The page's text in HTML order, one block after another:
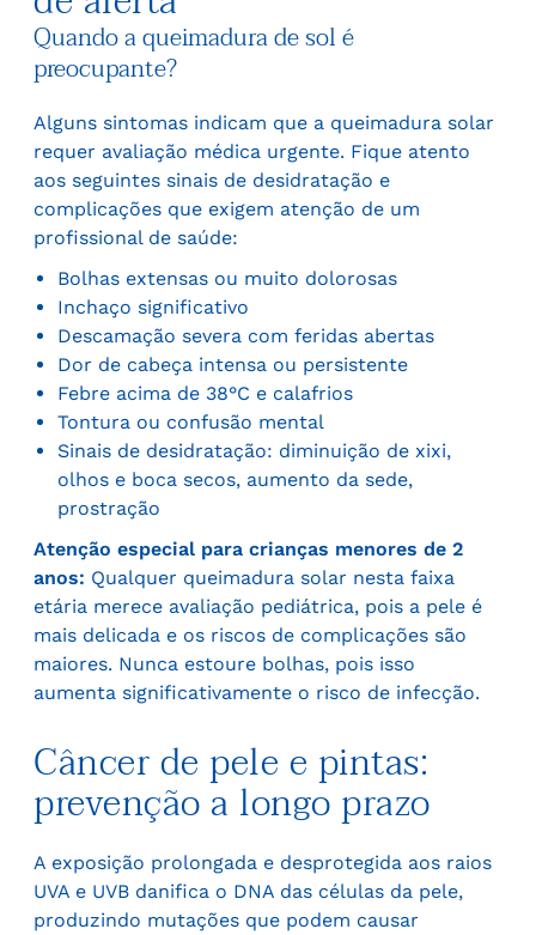
Quando a queimadura de sol é
preocupante?
Alguns sintomas indicam que a queimadura solar
requer avaliação médica urgente. Fique atento
aos seguintes sinais de desidratação e
complicações que exigem atenção de um
profissional de saúde:
Bolhas extensas ou muito dolorosas
Inchaço significativo
Descamação severa com feridas abertas
Dor de cabeça intensa ou persistente
Febre acima de 38°C e calafrios
Tontura ou confusão mental
Sinais de desidratação: diminuição de xixi,
olhos e boca secos, aumento da sede,
prostração
Atenção especial para crianças menores de 2
anos: Qualquer queimadura solar nesta faixa
etária merece avaliação pediátrica, pois a pele é
mais delicada e os riscos de complicações são
maiores. Nunca estoure bolhas, pois isso
aumenta significativamente o risco de infecção.
Câncer de pele e pintas:
prevenção a longo prazo
A exposição prolongada e desprotegida aos raios
UVA e UVB danifica o DNA das células da pele,
produzindo mutações que podem causar